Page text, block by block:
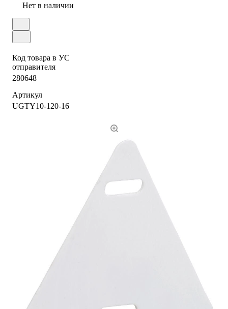
Нет в наличии
Код товара в УС
отправителя
280648
Артикул
UGTY10-120-16